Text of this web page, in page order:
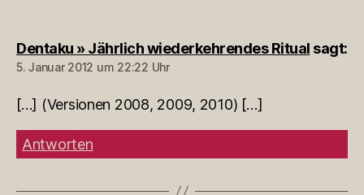
Dentaku » Jährlich wiederkehrendes Ritual sagt:
5. Januar 2012 um 22:22 Uhr
[…] (Versionen 2008, 2009, 2010) […]
Antworten